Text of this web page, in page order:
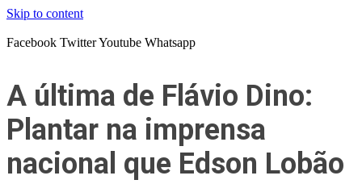
Skip to content
Facebook TwitterYoutube Whatsapp
A última de Flávio Dino:
Plantar na imprensa
nacional que Edson Lobão